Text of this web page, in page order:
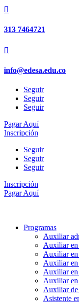

313 7464721

info@edesa.edu.co
Seguir
Seguir
Seguir
Pagar Aquí
Inscripción
Seguir
Seguir
Seguir
Inscripción
Pagar Aquí
Programas
Auxiliar
Auxiliar en
Auxiliar en
Auxiliar en
Auxiliar en
Auxiliar en
Auxiliar de
Asistente